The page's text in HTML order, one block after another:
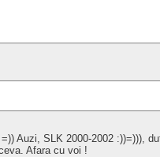
Auzi, SLK 2000-2002 :))=))),
Afara cu voi !